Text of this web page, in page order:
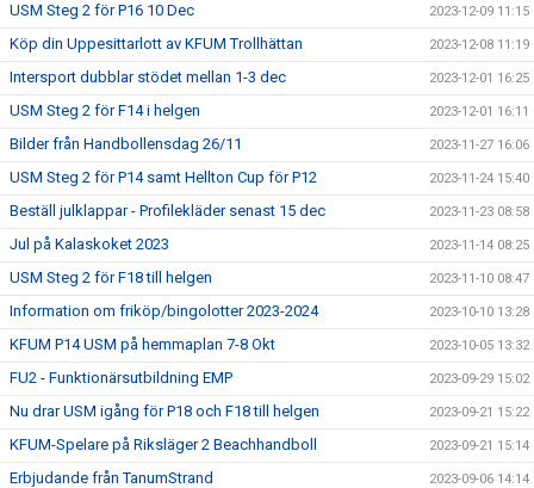
USM Steg 2 för P16 10 Dec 2023-12-09 11:15
Köp din Uppesittarlott av KFUM Trollhättan 2023-12-08 11:19
Intersport dubblar stödet mellan 1-3 dec 2023-12-01 16:25
USM Steg 2 för F14 i helgen 2023-12-01 16:11
Bilder från Handbollensdag 26/11 2023-11-27 16:06
USM Steg 2 för P14 samt Hellton Cup för P12 2023-11-24 15:40
Beställ julklappar - Profilekläder senast 15 dec 2023-11-23 08:58
Jul på Kalaskoket 2023 2023-11-14 08:25
USM Steg 2 för F18 till helgen 2023-11-10 08:47
Information om friköp/bingolotter 2023-2024 2023-10-10 13:28
KFUM P14 USM på hemmaplan 7-8 Okt 2023-10-05 13:32
FU2 - Funktionärsutbildning EMP 2023-09-29 15:02
Nu drar USM igång för P18 och F18 till helgen 2023-09-21 15:22
KFUM-Spelare på Riksläger 2 Beachhandboll 2023-09-21 15:14
Erbjudande från TanumStrand 2023-09-06 14:14